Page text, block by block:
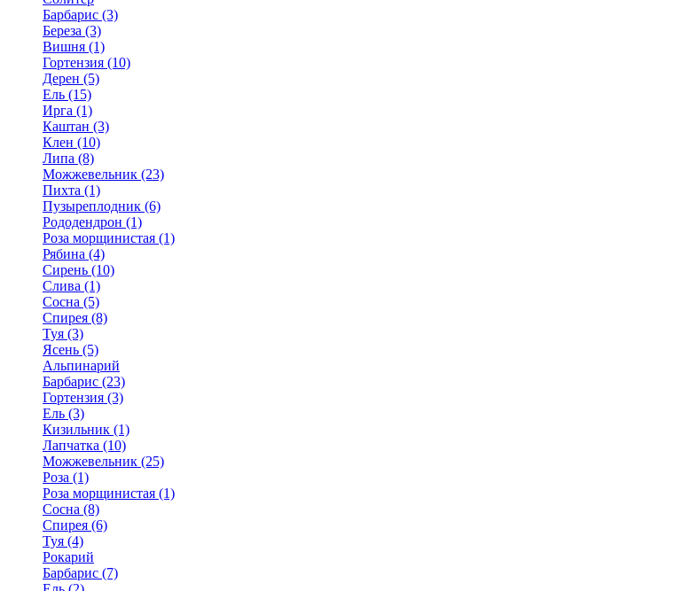
Барбарис (3)
Береза (3)
Вишня (1)
Гортензия (10)
Дерен (5)
Ель (15)
Ирга (1)
Каштан (3)
Клен (10)
Липа (8)
Можжевельник (23)
Пихта (1)
Пузыреплодник (6)
Рододендрон (1)
Роза морщинистая (1)
Рябина (4)
Сирень (10)
Слива (1)
Сосна (5)
Спирея (8)
Туя (3)
Ясень (5)
Альпинарий
Барбарис (23)
Гортензия (3)
Ель (3)
Кизильник (1)
Лапчатка (10)
Можжевельник (25)
Роза (1)
Роза морщинистая (1)
Сосна (8)
Спирея (6)
Туя (4)
Рокарий
Барбарис (7)